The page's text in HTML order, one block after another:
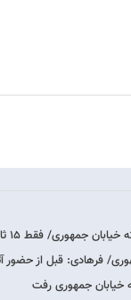
۱۵ ثانیه کم آورد/ دو آتش‌نشان…
فرهادی: قبل از
خیابان جمهوری رفت